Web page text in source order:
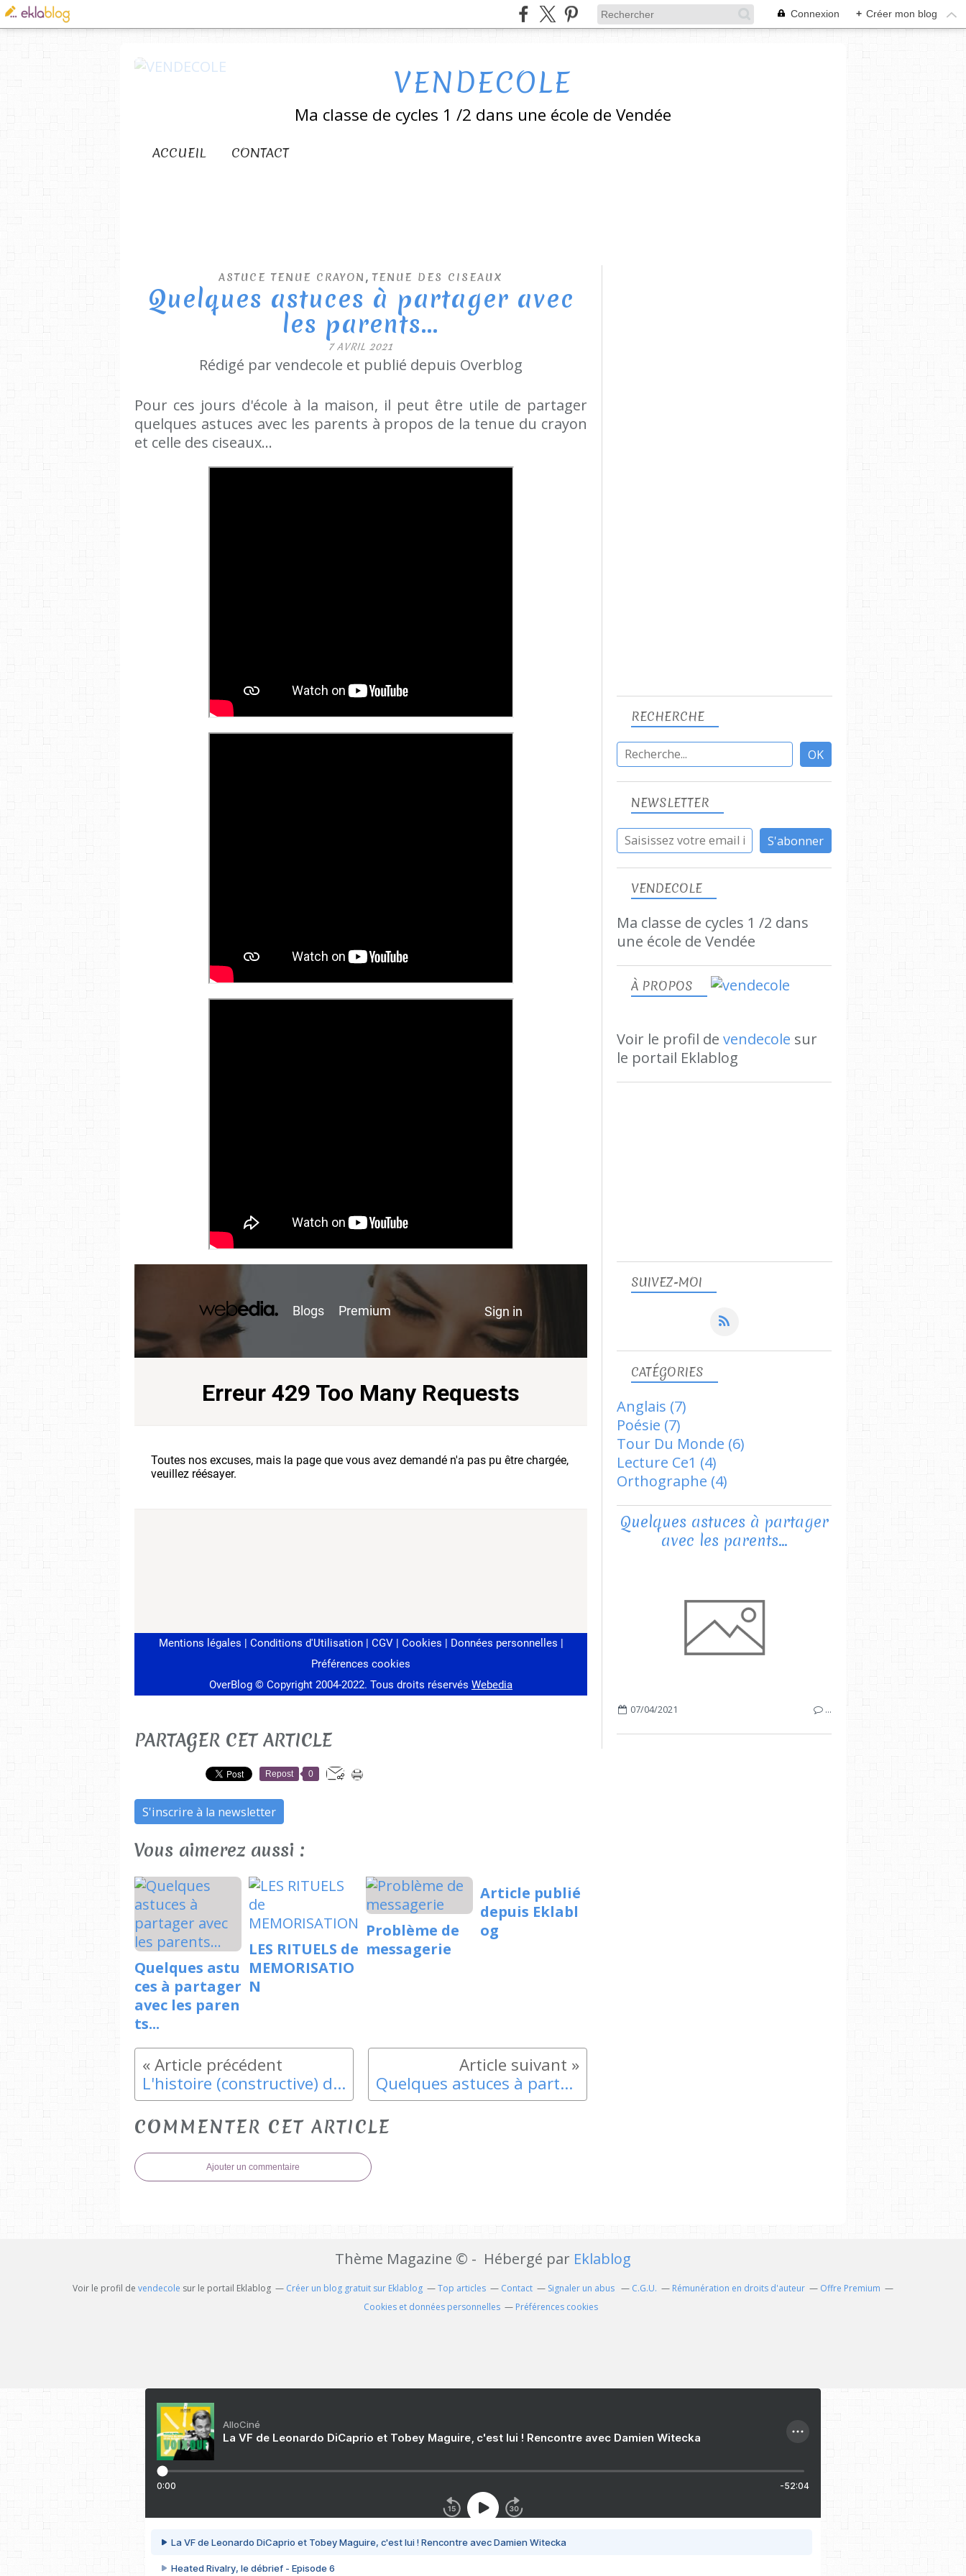
Connexion + Créer mon blog
VENDECOLE
Ma classe de cycles 1 /2 dans une école de Vendée
ACCUEIL CONTACT
ASTUCE TENUE CRAYON , TENUE DES CISEAUX
Quelques astuces à partager avec
les parents...
7 AVRIL 2021
Rédigé par vendecole et publié depuis Overblog
Pour ces jours d'école à la maison, il peut être utile de partager
quelques astuces avec les parents à propos de la tenue du crayon
et celle des ciseaux...
PARTAGER CET ARTICLE
Repost 0
S'inscrire à la newsletter
Vous aimerez aussi :
Quelques astu
ces à partager
avec les paren
ts...
LES RITUELS de
MEMORISATIO
N
Problème de
messagerie
Article publié
depuis Eklabl
og
L'histoire (constructive) d'Isidore le castor Quelques astuces à partager avec les parents...
COMMENTER CET ARTICLE
Ajouter un commentaire
NEWSLETTER
SUIVEZ-MOI
RECHERCHE
VENDECOLE
Ma classe de cycles 1 /2 dans
une école de Vendée
À PROPOS
Voir le profil de vendecole sur
le portail Eklablog
Quelques astuces à partager
avec les parents...
07/04/2021 …
CATÉGORIES
Anglais (7)
Poésie (7)
Tour Du Monde (6)
Lecture Ce1 (4)
Orthographe (4)
Thème Magazine © - Hébergé par Eklablog
Voir le profil de vendecole sur le portail Eklablog Créer un blog gratuit sur Eklablog Top articles Contact Signaler un abus C.G.U. Rémunération en droits d'auteur
Offre Premium
Cookies et données personnelles
Préférences cookies
AlloCiné
La VF de Leonardo DiCaprio et Tobey Maguire, c'est lui ! Rencontre avec Damien Witecka
0:00 -52:04
La VF de Leonardo DiCaprio et Tobey Maguire, c'est lui ! Rencontre avec Damien Witecka
Heated Rivalry, le débrief - Episode 6